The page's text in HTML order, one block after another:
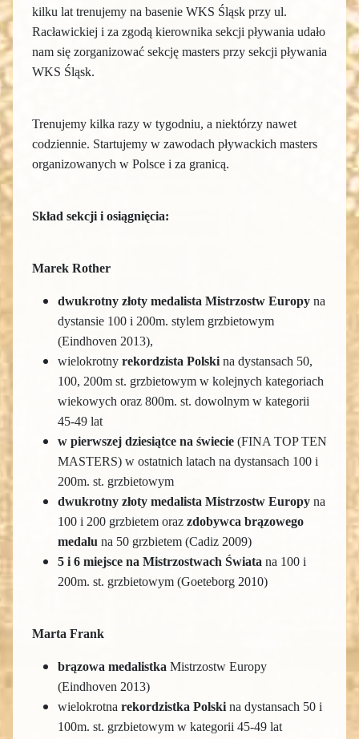
kilku lat trenujemy na basenie WKS Śląsk przy ul.
Racławickiej i za zgodą kierownika sekcji pływania udało
nam się zorganizować sekcję masters przy sekcji pływania
WKS Śląsk.
Trenujemy kilka razy w tygodniu, a niektórzy nawet
codziennie. Startujemy w zawodach pływackich masters
organizowanych w Polsce i za granicą.
Skład sekcji i osiągnięcia:
Marek Rother
dwukrotny złoty medalista Mistrzostw Europy na
dystansie 100 i 200m. stylem grzbietowym
(Eindhoven 2013),
wielokrotny rekordzista Polski na dystansach 50,
100, 200m st. grzbietowym w kolejnych kategoriach
wiekowych oraz 800m. st. dowolnym w kategorii
45-49 lat
w pierwszej dziesiątce na świecie (FINA TOP TEN
MASTERS) w ostatnich latach na dystansach 100 i
200m. st. grzbietowym
dwukrotny złoty medalista Mistrzostw Europy na
100 i 200 grzbietem oraz zdobywca brązowego
medalu na 50 grzbietem (Cadiz 2009)
5 i 6 miejsce na Mistrzostwach Świata na 100 i
200m. st. grzbietowym (Goeteborg 2010)
Marta Frank
brązowa medalistka Mistrzostw Europy
(Eindhoven 2013)
wielokrotna rekordzistka Polski na dystansach 50 i
100m. st. grzbietowym w kategorii 45-49 lat